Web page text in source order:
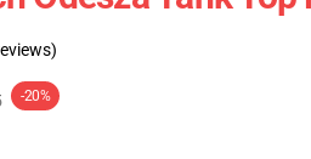
-20%